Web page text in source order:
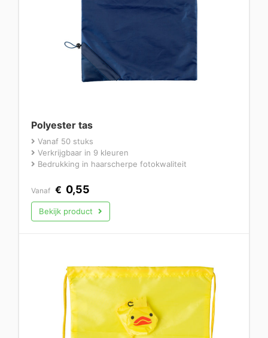
Polyester tas
Vanaf 50 stuks
Verkrijgbaar in 9 kleuren
Bedrukking in haarscherpe fotokwaliteit
Vanaf € 0,55
Bekijk product